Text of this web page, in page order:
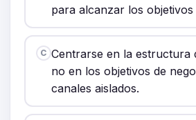
para alcanzar los objetivos
C Centrarse en la estructura
no en los objetivos de
canales aislados.